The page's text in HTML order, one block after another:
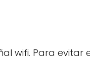
wifi. Para evitar